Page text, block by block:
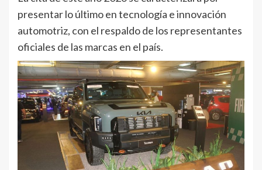
presentar lo último en tecnología e innovación
automotriz, con el respaldo de los representantes
oficiales de las marcas en el país.